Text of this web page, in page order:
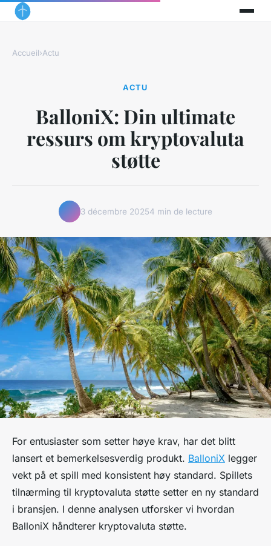
Accueil›Actu
ACTU
BalloniX: Din ultimate
ressurs om kryptovaluta
støtte
3 décembre 20254 min de lecture
For entusiaster som setter høye krav, har det blitt
lansert et bemerkelsesverdig produkt. BalloniX legger
vekt på et spill med konsistent høy standard. Spillets
tilnærming til kryptovaluta støtte setter en ny standard
i bransjen. I denne analysen utforsker vi hvordan
BalloniX håndterer kryptovaluta støtte.